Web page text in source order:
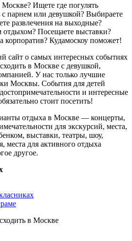
Москве? Ищете где погулять
с парнем или девушкой? Выбираете
развлечения на выходные?
отдыхом? Посещаете выставки?
корпоратив? Кудамоскоу поможет!
сайт о самых интересных событиях
в Москве с девушкой,
У нас только лучшие
Москвы. События для детей
и интересные
стоит посетить!
отдыха в Москве — концерты,
для экскурсий, места,
выставки, театры, шоу,
места для активного отдыха
другое.
в Москве